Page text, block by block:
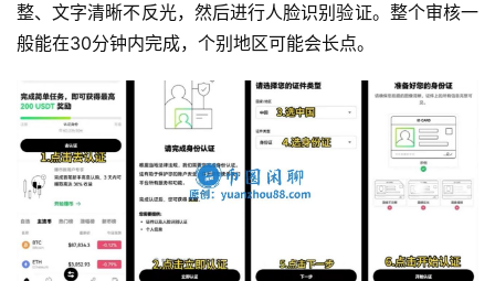
整、文字清晰不反光，然后进行人脸识别验证。整个审核一
般能在30分钟内完成，个别地区可能会长点。